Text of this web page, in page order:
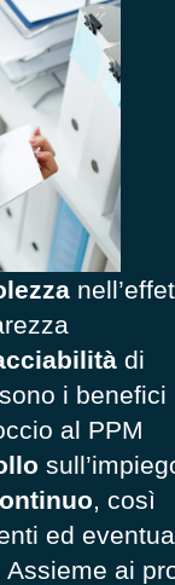
di
i benefici
al PPM
tinuo, così
ed
ai